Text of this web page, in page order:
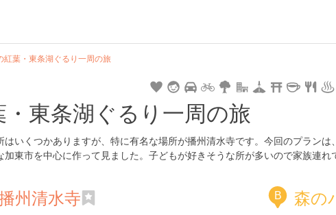
紅葉・東条湖ぐるり一周の旅
東条湖ぐるり一周の旅
はいくつかありますが、特に有名な場所が播州清水寺です。今回のプランは
加東市を中心に作って見ました。子どもが好きそうな所が多いので家族連れ
州清水寺 B 森の